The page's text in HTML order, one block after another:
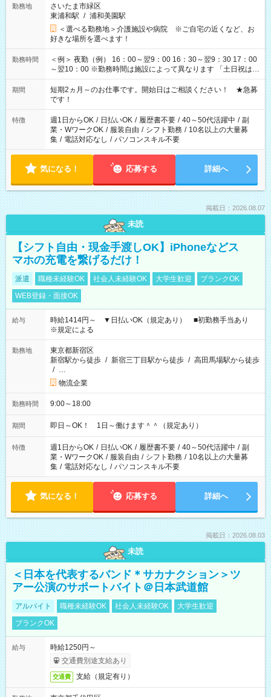
勤務地
さいたま市緑区
東浦和駅 / 浦和美園駅
＜選べる勤務地＞介護施設や病院 ※ご自宅の近くなど、お
好きな場所を選べます！
勤務時間
＜例＞ 夜勤（例） 16：00～翌9：00 16：30～翌9：30 17：00
～翌10：00 ※勤務時間は施設によって異なります 「土日祝は休
みたい」 「しっかり稼ぎたい」 「もう少し遅い時間から始めた
い」など ご希望にあったお仕事をご案内いたします。 ※未経験
の方の場合は1～2ヶ月間は日中での仕事を経験いただき、 お
仕事に慣れてからの夜勤になります。 ★家庭の都合でお休みが
必要な場合も遠慮なくご相談ください。
期間
短期2ヵ月～のお仕事です。開始日はご相談ください！ ★急募
です！
特徴 週1日からOK / 日払いOK / 履歴書不要 / 40～50代活躍中 / 副
業・WワークOK / 服装自由 / シフト勤務 / 10名以上の大量募
集 / 電話対応なし / パソコンスキル不要
気になる！ 応募する 詳細へ
掲載日：2026.08.07
未読
【シフト自由・現金手渡しOK】iPhoneなどス
マホの充電を繋げるだけ！
派遣 職種未経験OK 社会人未経験OK 大学生歓迎
ブランクOK
WEB登録・面接OK
給与
時給1414円～ ▼日払いOK（規定あり） ■初勤務手当あり
※規定による
勤務地
東京都新宿区
新宿駅から徒歩 / 新宿三丁目駅から徒歩 / 高田馬場駅から徒歩
/ …
物流企業
勤務時間 9:00～18:00
期間 即日～OK！ 1日～働けます＾＾（規定あり）
特徴 週1日からOK / 日払いOK / 履歴書不要 / 40～50代活躍中 / 副
業・WワークOK / 服装自由 / シフト勤務 / 10名以上の大量募
集 / 電話対応なし / パソコンスキル不要
気になる！ 応募する 詳細へ
掲載日：2026.08.03
未読
＜日本を代表するバンド＊サカナクション＞ツ
アー公演のサポートバイト＠日本武道館
アルバイト 職種未経験OK 社会人未経験OK
大学生歓迎
ブランクOK
給与
時給1250円～
交通費別途支給あり
交通費 支給（規定有り）